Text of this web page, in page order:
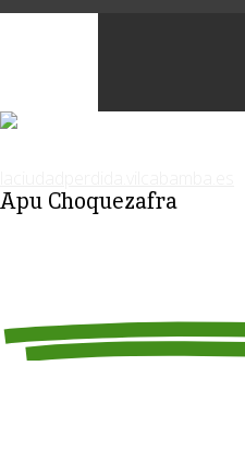
Apu Choquezafra